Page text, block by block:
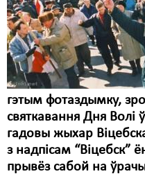
гэтым фотаздымку,
святкавання Дня Волі
гадовы жыхар
з надпісам “Віцебск”
прывёз сабой на